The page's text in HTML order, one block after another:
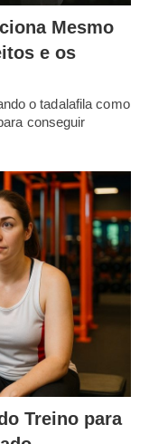
Mesmo
e os
o tadalafila como
conseguir
Treino para